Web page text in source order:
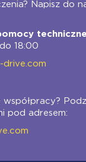
Napisz do
18:00
drive.com
pod adresem: